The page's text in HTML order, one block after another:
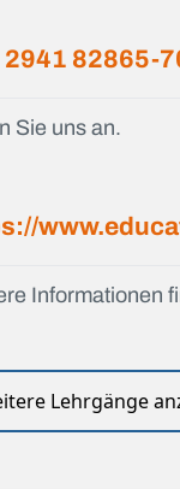
2941 82865-
Sie uns an.
Informationen
Lehrgänge